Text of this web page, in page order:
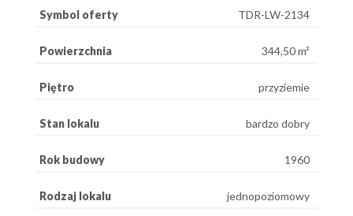
Symbol oferty TDR-LW-2134
Powierzchnia 344,50 m²
Piętro przyziemie
Stan lokalu bardzo dobry
Rok budowy 1960
Rodzaj lokalu jednopoziomowy